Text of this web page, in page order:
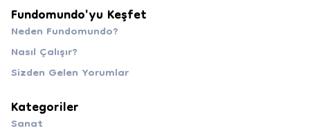
Fundomundo'yu Keşfet
Neden Fundomundo?
Nasıl Çalışır?
Sizden Gelen Yorumlar
Kategoriler
Sanat